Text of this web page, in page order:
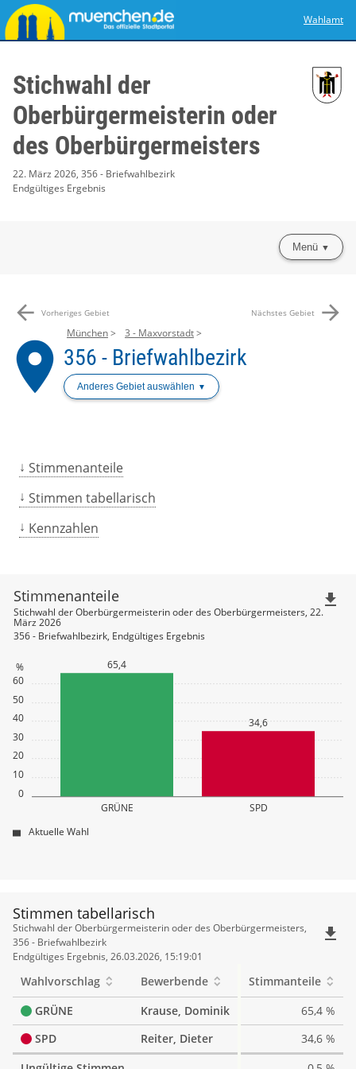
Wahlamt
Stichwahl der
Oberbürgermeisterin oder
des Oberbürgermeisters
22. März 2026, 356 - Briefwahlbezirk
Endgültiges Ergebnis
Menü
arrow_back Vorheriges Gebiet Nächstes Gebiet arrow_forward
place
München 3 - Maxvorstadt
356 - Briefwahlbezirk
Anderes Gebiet auswählen
Stimmenanteile
Stimmen tabellarisch
Kennzahlen
0
10
20
30
40
50
60
%
GRÜNE SPD
65,4
34,6
Stimmenanteile
Stichwahl der Oberbürgermeisterin oder des Oberbürgermeisters, 22.
März 2026
356 - Briefwahlbezirk, Endgültiges Ergebnis
Aktuelle Wahl
file_download
Stimmen tabellarisch
Stimmen
tabellarisch
Stichwahl der Oberbürgermeisterin oder des Oberbürgermeisters,
356 - Briefwahlbezirk
Endgültiges Ergebnis, 26.03.2026, 15:19:01
file_download
Wahlvorschlag Bewerbende
Stimmanteile
GRÜNE
Krause, Dominik
65,4 %
SPD
Reiter, Dieter
34,6 %